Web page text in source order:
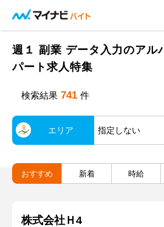
週１ 副業 データ入力のアル
パート求人特集
検索結果 741 件
エリア 指定しない
おすすめ 新着 時給
株式会社Ｈ4